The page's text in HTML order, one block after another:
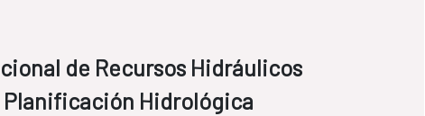
de Recursos Hidráulicos
Planificación Hidrológica